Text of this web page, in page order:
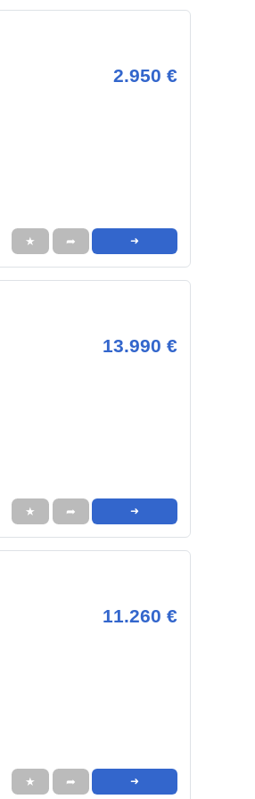
2.950 €
★ ➦ ➜
13.990 €
★ ➦ ➜
11.260 €
★ ➦ ➜